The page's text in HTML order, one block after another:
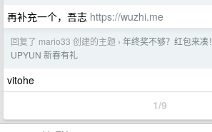
再补充一个，吾志 https://wuzhi.me
回复了 mario33 创建的主题 › 年终奖不够？红包来凑！
UPYUN 新春有礼
vitohe
1/9